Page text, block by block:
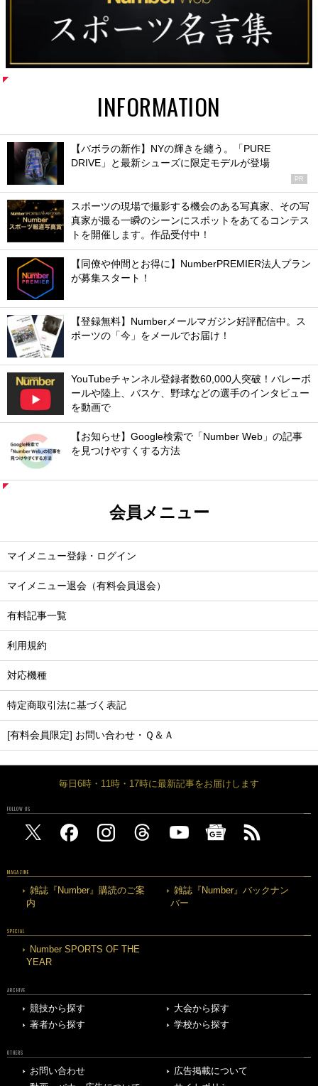
INFORMATION
【バボラの新作】NYの輝きを纏う。「PURE
DRIVE」と最新シューズに限定モデルが登場
PR
スポーツの現場で撮影する機会のある写真家、その写
真家が撮る一瞬のシーンにスポットをあてるコンテス
トを開催します。作品受付中！
【同僚や仲間とお得に】NumberPREMIER法人プラン
が募集スタート！
【登録無料】Numberメールマガジン好評配信中。ス
ポーツの「今」をメールでお届け！
YouTubeチャンネル登録者数60,000人突破！バレーボ
ールや陸上、バスケ、野球などの選手のインタビュー
を動画で
【お知らせ】Google検索で「Number Web」の記事
を見つけやすくする方法
会員メニュー
マイメニュー登録・ログイン
マイメニュー退会（有料会員退会）
有料記事一覧
利用規約
対応機種
特定商取引法に基づく表記
[有料会員限定] お問い合わせ・Ｑ＆Ａ
毎日6時・11時・17時に最新記事をお届けします
FOLLOW US
MAGAZINE
雑誌『Number』購読のご案
内
雑誌『Number』バックナン
バー
SPECIAL
Number SPORTS OF THE
YEAR
ARCHIVE
競技から探す
大会から探す
著者から探す
学校から探す
OTHERS
お問い合わせ
広告掲載について